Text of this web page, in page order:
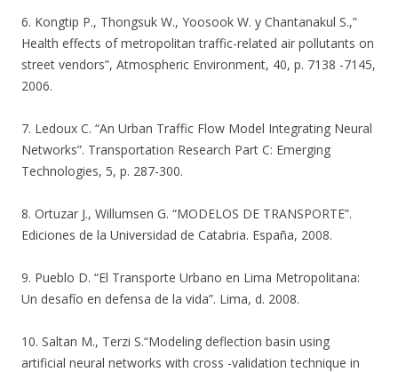
6. Kongtip P., Thongsuk W., Yoosook W. y Chantanakul S.,”
Health effects of metropolitan traffic-related air pollutants on
street vendors”, Atmospheric Environment, 40, p. 7138 -7145,
2006.
7. Ledoux C. “An Urban Traffic Flow Model Integrating Neural
Networks”. Transportation Research Part C: Emerging
Technologies, 5, p. 287-300.
8. Ortuzar J., Willumsen G. “MODELOS DE TRANSPORTE”.
Ediciones de la Universidad de Catabria. España, 2008.
9. Pueblo D. “El Transporte Urbano en Lima Metropolitana:
Un desafío en defensa de la vida”. Lima, d. 2008.
10. Saltan M., Terzi S.“Modeling deflection basin using
artificial neural networks with cross -validation technique in